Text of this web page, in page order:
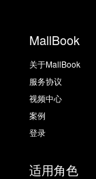
MallBook
关于MallBook
服务协议
视频中心
案例
登录
适用角色